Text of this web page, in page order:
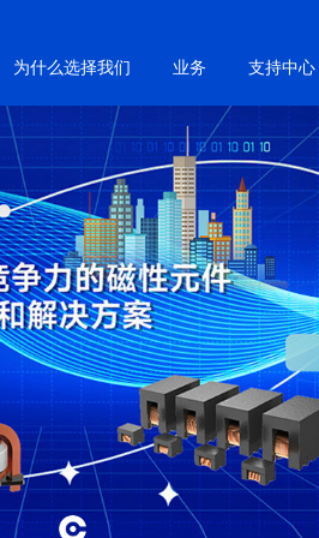
为什么选择我们 业务 支持中心